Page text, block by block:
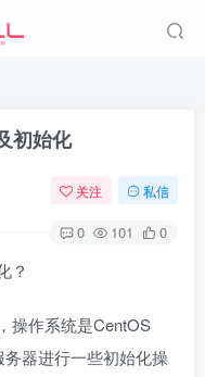
初始化
关注 私信
0 101 0
？
操作系统是CentOS
器进行一些初始化操